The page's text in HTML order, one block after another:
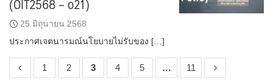
25 มิถุนายน 2568
ประกาศเจตนารมณ์นโยบายไม่รับของ […]
1 2 3 4 5 … 11